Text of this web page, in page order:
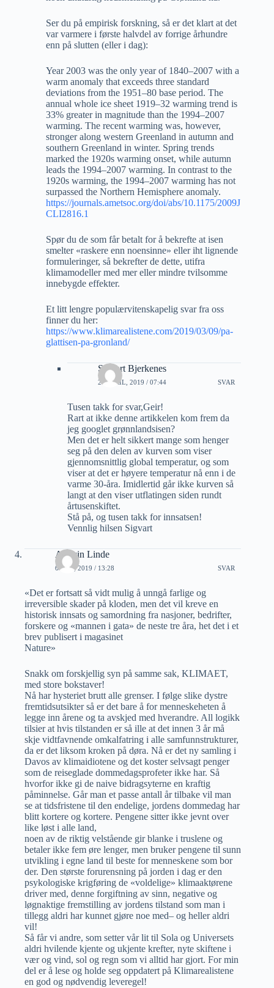
Ser du på empirisk forskning, så er det klart at det
var varmere i første halvdel av forrige århundre
enn på slutten (eller i dag):
Year 2003 was the only year of 1840–2007 with a
warm anomaly that exceeds three standard
deviations from the 1951–80 base period. The
annual whole ice sheet 1919–32 warming trend is
33% greater in magnitude than the 1994–2007
warming. The recent warming was, however,
stronger along western Greenland in autumn and
southern Greenland in winter. Spring trends
marked the 1920s warming onset, while autumn
leads the 1994–2007 warming. In contrast to the
1920s warming, the 1994–2007 warming has not
surpassed the Northern Hemisphere anomaly.
https://journals.ametsoc.org/doi/abs/10.1175/2009J
CLI2816.1
Spør du de som får betalt for å bekrefte at isen
smelter «raskere enn noensinne» eller iht lignende
formuleringer, så bekrefter de dette, utifra
klimamodeller med mer eller mindre tvilsomme
innebygde effekter.
Et litt lengre populærvitenskapelig svar fra oss
finner du her:
https://www.klimarealistene.com/2019/03/09/pa-
glattisen-pa-gronland/
Sigvart Bjerkenes
25 APRIL, 2019 / 07:44 SVAR
Tusen takk for svar,Geir!
Rart at ikke denne artikkelen kom frem da
jeg googlet grønnlandsisen?
Men det er helt sikkert mange som henger
seg på den delen av kurven som viser
gjennomsnittlig global temperatur, og som
viser at det er høyere temperatur nå enn i de
varme 30-åra. Imidlertid går ikke kurven så
langt at den viser utflatingen siden rundt
årtusenskiftet.
Stå på, og tusen takk for innsatsen!
Vennlig hilsen Sigvart
Audvin Linde
6 MAI, 2019 / 13:28 SVAR
«Det er fortsatt så vidt mulig å unngå farlige og
irreversible skader på kloden, men det vil kreve en
historisk innsats og samordning fra nasjoner, bedrifter,
forskere og «mannen i gata» de neste tre åra, het det i et
brev publisert i magasinet
Nature»
Snakk om forskjellig syn på samme sak, KLIMAET,
med store bokstaver!
Nå har hysteriet brutt alle grenser. I følge slike dystre
fremtidsutsikter så er det bare å for menneskeheten å
legge inn årene og ta avskjed med hverandre. All logikk
tilsier at hvis tilstanden er så ille at det innen 3 år må
skje vidtfavnende omkalfatring i alle samfunnstrukturer,
da er det liksom kroken på døra. Nå er det ny samling i
Davos av klimaidiotene og det koster selvsagt penger
som de reiseglade dommedagsprofeter ikke har. Så
hvorfor ikke gi de naive bidragsyterne en kraftig
påminnelse. Går man et passe antall år tilbake vil man
se at tidsfristene til den endelige, jordens dommedag har
blitt kortere og kortere. Pengene sitter ikke jevnt over
like løst i alle land,
noen av de riktig velstående gir blanke i truslene og
betaler ikke fem øre lenger, men bruker pengene til sunn
utvikling i egne land til beste for menneskene som bor
der. Den største forurensning på jorden i dag er den
psykologiske krigføring de «voldelige» klimaaktørene
driver med, denne forgiftning av sinn, negative og
løgnaktige fremstilling av jordens tilstand som man i
tillegg aldri har kunnet gjøre noe med– og heller aldri
vil!
Så får vi andre, som setter vår lit til Sola og Universets
aldri hvilende kjente og ukjente krefter, nyte skiftene i
vær og vind, sol og regn som vi alltid har gjort. For min
del er å lese og holde seg oppdatert på Klimarealistene
en god og nødvendig leveregel!